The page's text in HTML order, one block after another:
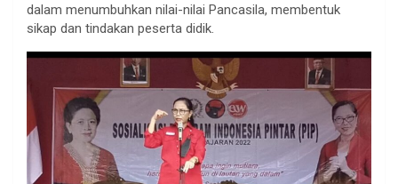
dalam menumbuhkan nilai-nilai Pancasila, membentuk
sikap dan tindakan peserta didik.